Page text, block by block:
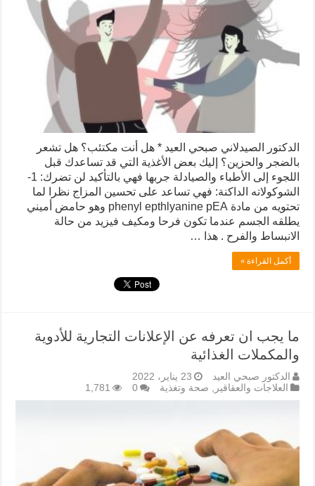
الدكتور الصيدلاني صبحي العيد * هل أنت مكتئب؟ هل تشعر
بالضجر والحزين؟ إليك بعض الأغذية التي قد تساعدك قبل
اللجوء إلى الأطباء والصيادلة جربها فهي بالتأكيد لن تضرك: 1-
الشوكولاته الداكنة: فهي تساعد على تحسين المزاج نظرا لما
تحتويه من مادة phenyl epthlyanine pEA وهو حامض أميني
يطلقه الجسم عندما تكون فرحا ومكيف فيزيد من حالة
الانبساط والفرح . هذا …
أكمل القراءة »
ما يجب ان تعرفه عن الإعلانات التجارية للأدوية
والمكملات الغذائية
الدكتور صبحي العيد
23 يناير، 2022
العلاجات والعقاقير , صحة وتغذية 0
1,781